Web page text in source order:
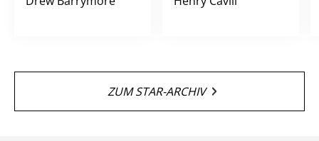
ZUM STAR-ARCHIV